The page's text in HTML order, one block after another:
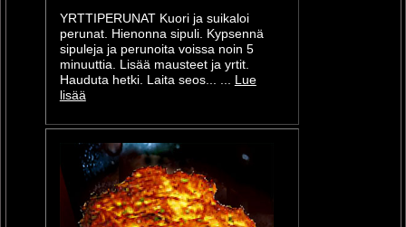
YRTTIPERUNAT Kuori ja suikaloi
perunat. Hienonna sipuli. Kypsennä
sipuleja ja perunoita voissa noin 5
minuuttia. Lisää mausteet ja yrtit.
Hauduta hetki. Laita seos... ...
Lue
lisää